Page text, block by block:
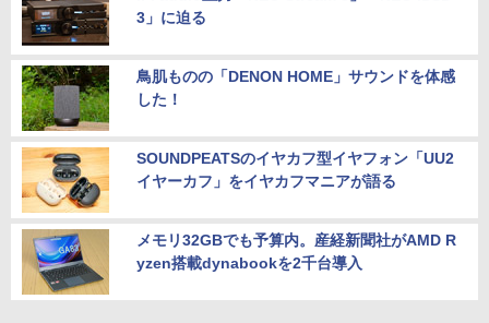
3」に迫る
鳥肌ものの「DENON HOME」サウンドを体感
した！
SOUNDPEATSのイヤカフ型イヤフォン「UU2
イヤーカフ」をイヤカフマニアが語る
メモリ32GBでも予算内。産経新聞社がAMD R
yzen搭載dynabookを2千台導入